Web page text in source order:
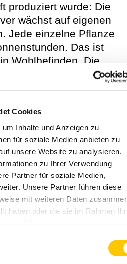
Cookies
Inhalte und Anzeigen zu
für soziale Medien anbieten zu
unsere Website zu analysieren.
zu Ihrer Verwendung
Partner für soziale Medien,
Unsere Partner führen diese
mit weiteren Daten
haben oder die sie im Rahmen
produziert wurde: Die
wächst auf eigenen
Jede einzelne Pflanze
Das ist
Wohlbefinden. Die
die wertvollen Blätter der
sorgsam. Nur aus
gelöst. Das Aloe
wurde als Erstes vom
Council (IASC) für
Qualität zertifiziert.
Aloe Vera Gel™
reines Aloe-Vera-Gel.
für den Körper. Auch
vom enthaltenen